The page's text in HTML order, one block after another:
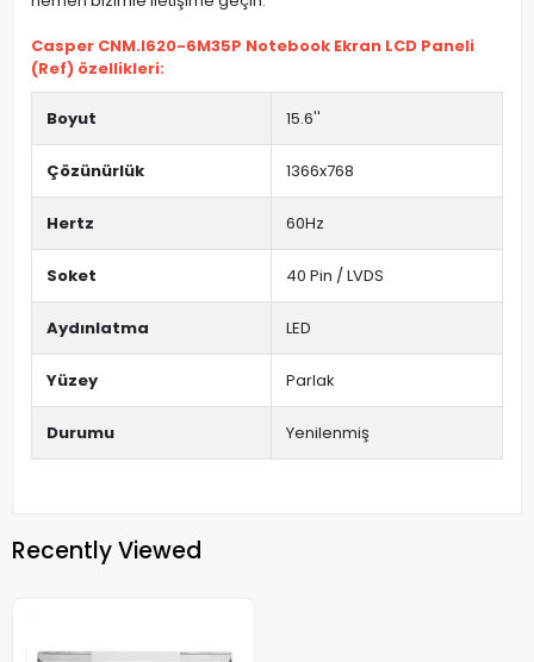
Casper CNM.I620-6M35P Notebook Ekran LCD Paneli
(Ref) özellikleri:
Boyut 15.6''
Çözünürlük 1366x768
Hertz 60Hz
Soket 40 Pin / LVDS
Aydınlatma LED
Yüzey Parlak
Durumu Yenilenmiş
Recently Viewed